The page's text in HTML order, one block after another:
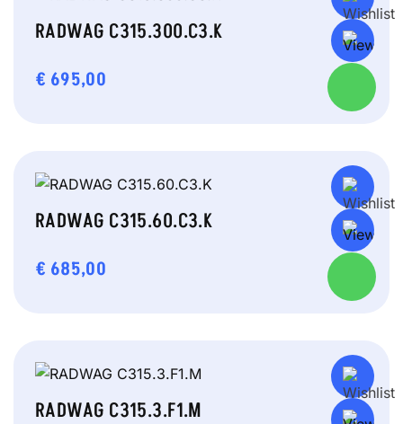
RADWAG C315.300.C3.K
€ 695,00
RADWAG C315.60.C3.K
€ 685,00
RADWAG C315.3.F1.M